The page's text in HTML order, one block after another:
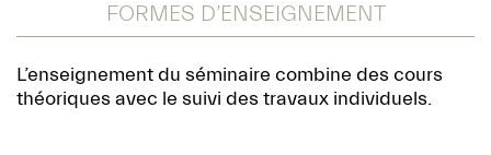
FORMES D’ENSEIGNEMENT
L’enseignement du séminaire combine des cours
théoriques avec le suivi des travaux individuels.